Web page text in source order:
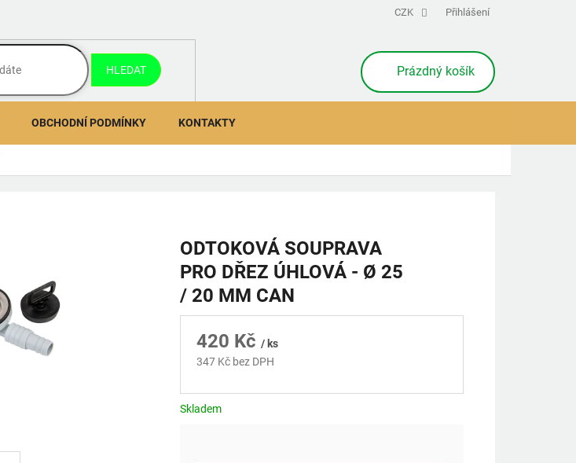
CZK Přihlášení
HLEDAT
NÁKUPNÍ
KOŠÍK
Prázdný košík
OBCHODNÍ PODMÍNKY KONTAKTY
ODTOKOVÁ SOUPRAVA
PRO DŘEZ ÚHLOVÁ - Ø 25
/ 20 MM CAN
420 Kč / ks
347 Kč bez DPH
Skladem